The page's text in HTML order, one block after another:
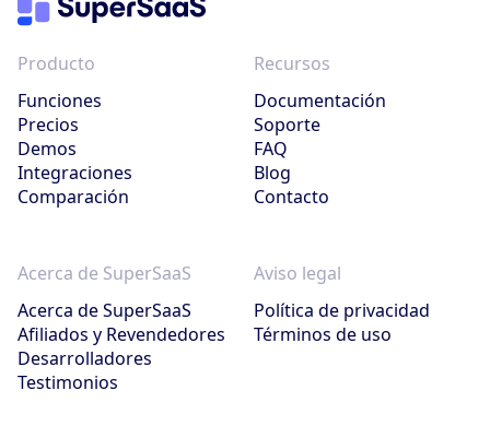
Producto
Funciones
Precios
Demos
Integraciones
Comparación
Recursos
Documentación
Soporte
FAQ
Blog
Contacto
Acerca de SuperSaaS
Acerca de SuperSaaS
Afiliados y Revendedores
Desarrolladores
Testimonios
Aviso legal
Política de privacidad
Términos de uso